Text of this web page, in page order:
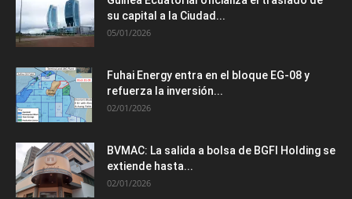
su capital a la Ciudad...
05/01/2026
Fuhai Energy entra en el bloque EG-08 y
refuerza la inversión...
02/01/2026
BVMAC: La salida a bolsa de BGFI Holding se
extiende hasta...
02/01/2026